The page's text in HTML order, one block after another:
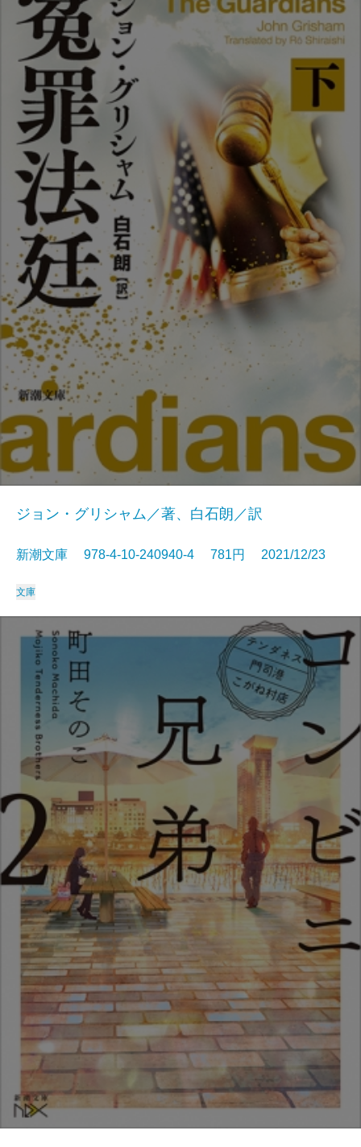
ジョン・グリシャム／著、白石朗／訳
新潮文庫 978-4-10-240940-4 781円 2021/12/23
文庫